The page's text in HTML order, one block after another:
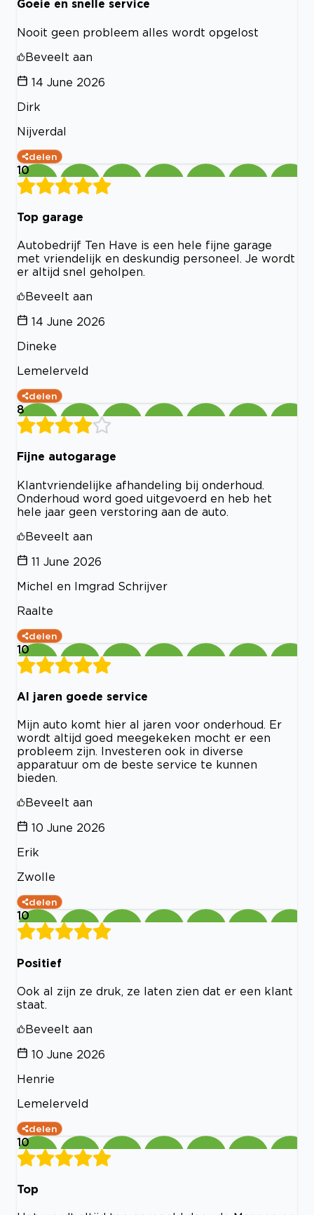
Goeie en snelle service
Nooit geen probleem alles wordt opgelost
Beveelt aan
14 June 2026
Dirk
Nijverdal
delen
10
Top garage
Autobedrijf Ten Have is een hele fijne garage
met vriendelijk en deskundig personeel. Je wordt
er altijd snel geholpen.
Beveelt aan
14 June 2026
Dineke
Lemelerveld
delen
8
Fijne autogarage
Klantvriendelijke afhandeling bij onderhoud.
Onderhoud word goed uitgevoerd en heb het
hele jaar geen verstoring aan de auto.
Beveelt aan
11 June 2026
Michel en Imgrad Schrijver
Raalte
delen
10
Al jaren goede service
Mijn auto komt hier al jaren voor onderhoud. Er
wordt altijd goed meegekeken mocht er een
probleem zijn. Investeren ook in diverse
apparatuur om de beste service te kunnen
bieden.
Beveelt aan
10 June 2026
Erik
Zwolle
delen
10
Positief
Ook al zijn ze druk, ze laten zien dat er een klant
staat.
Beveelt aan
10 June 2026
Henrie
Lemelerveld
delen
10
Top